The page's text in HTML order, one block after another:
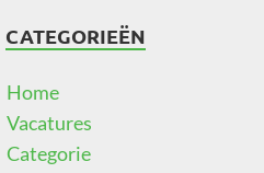
CATEGORIEËN
Home
Vacatures
Categorie